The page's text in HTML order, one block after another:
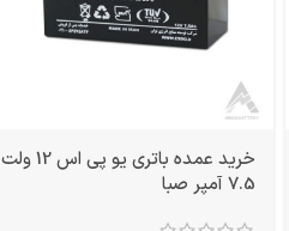
خرید عمده باتری یو پی اس 12 ولت
7.5 آمپر صبا